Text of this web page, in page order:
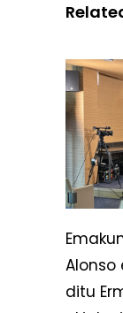
Alonso
ditu